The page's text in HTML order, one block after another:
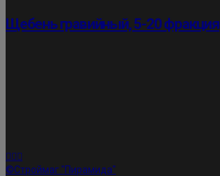
Щебень гравийный, 5-20 фракция
©Строймаг "Пирамида"